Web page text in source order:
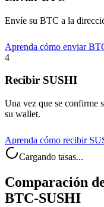
Envíe su BTC a la
Aprenda cómo enviar
4
Recibir SUSHI
Una vez que se confirme
su wallet.
Aprenda cómo recibir
Cargando tasas...
Comparación
BTC-SUSHI